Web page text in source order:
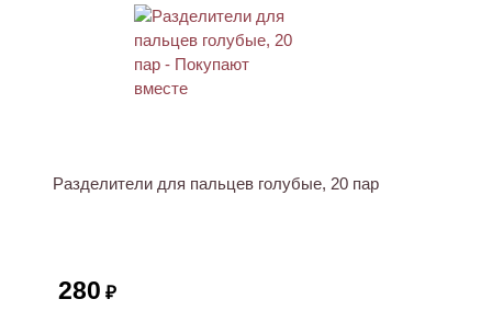
Разделители для пальцев голубые, 20 пар
280 ₽